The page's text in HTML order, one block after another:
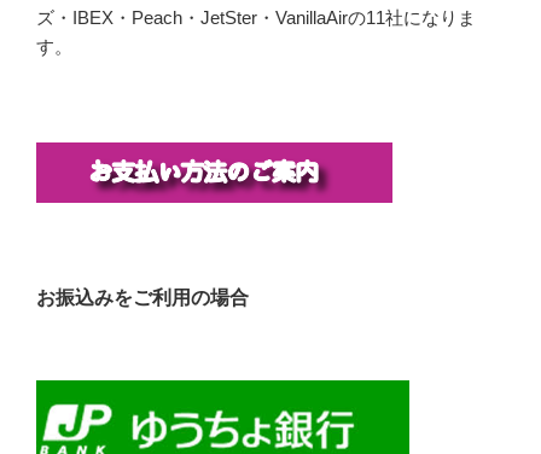
ズ・IBEX・Peach・JetSter・VanillaAirの11社になりま
す。
お振込みをご利用の場合